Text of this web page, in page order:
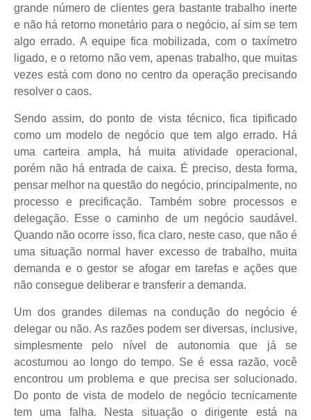
grande número de clientes gera bastante trabalho inerte
e não há retorno monetário para o negócio, aí sim se tem
algo errado. A equipe fica mobilizada, com o taxímetro
ligado, e o retorno não vem, apenas trabalho, que muitas
vezes está com dono no centro da operação precisando
resolver o caos.
Sendo assim, do ponto de vista técnico, fica tipificado
como um modelo de negócio que tem algo errado. Há
uma carteira ampla, há muita atividade operacional,
porém não há entrada de caixa. É preciso, desta forma,
pensar melhor na questão do negócio, principalmente, no
processo e precificação. Também sobre processos e
delegação. Esse o caminho de um negócio saudável.
Quando não ocorre isso, fica claro, neste caso, que não é
uma situação normal haver excesso de trabalho, muita
demanda e o gestor se afogar em tarefas e ações que
não consegue deliberar e transferir a demanda.
Um dos grandes dilemas na condução do negócio é
delegar ou não. As razões podem ser diversas, inclusive,
simplesmente pelo nível de autonomia que já se
acostumou ao longo do tempo. Se é essa razão, você
encontrou um problema e que precisa ser solucionado.
Do ponto de vista de modelo de negócio tecnicamente
tem uma falha. Nesta situação o dirigente está na